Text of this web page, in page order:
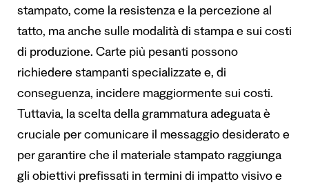
stampato, come la resistenza e la percezione al
tatto, ma anche sulle modalità di stampa e sui costi
di produzione. Carte più pesanti possono
richiedere stampanti specializzate e, di
conseguenza, incidere maggiormente sui costi.
Tuttavia, la scelta della grammatura adeguata è
cruciale per comunicare il messaggio desiderato e
per garantire che il materiale stampato raggiunga
gli obiettivi prefissati in termini di impatto visivo e